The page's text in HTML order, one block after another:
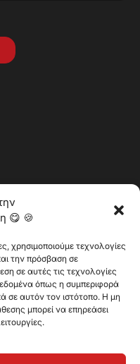
😋 🍪
χρησιμοποιούμε τεχνολογίες
την πρόσβαση σε
σε αυτές τις τεχνολογίες
όπως η συμπεριφορά
σε αυτόν τον ιστότοπο. Η μη
μπορεί να επηρεάσει
διατηρούνται.